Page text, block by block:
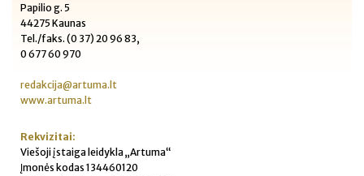
Papilio g. 5
44275 Kaunas
Tel./faks. (0 37) 20 96 83,
0 677 60 970
redakcija@artuma.lt
www.artuma.lt
Rekvizitai:
Viešoji įstaiga leidykla „Artuma“
Įmonės kodas 134460120